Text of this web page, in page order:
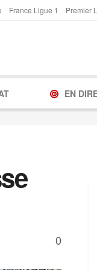
France Ligue 1 Premier
EN
0